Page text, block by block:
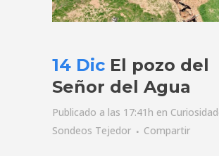
14 Dic El pozo del
Señor del Agua
Publicado a las 17:41h en
Sondeos Tejedor
Compartir